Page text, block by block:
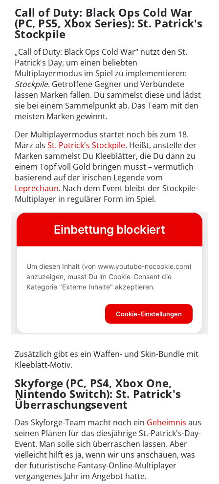
Call of Duty: Black Ops Cold War
(PC, PS5, Xbox Series): St. Patrick's
Stockpile
„Call of Duty: Black Ops Cold War“ nutzt den St.
Patrick's Day, um einen beliebten
Multiplayermodus im Spiel zu implementieren:
Stockpile. Getroffene Gegner und Verbündete
lassen Marken fallen. Du sammelst diese und lädst
sie bei einem Sammelpunkt ab. Das Team mit den
meisten Marken gewinnt.
Der Multiplayermodus startet noch bis zum 18.
März als St. Patrick's Stockpile. Heißt, anstelle der
Marken sammelst Du Kleeblätter, die Du dann zu
einem Topf voll Gold bringen musst – vermutlich
basierend auf der irischen Legende vom
Leprechaun. Nach dem Event bleibt der Stockpile-
Multiplayer in regulärer Form im Spiel.
Zusätzlich gibt es ein Waffen- und Skin-Bundle mit
Kleeblatt-Motiv.
Skyforge (PC, PS4, Xbox One,
Nintendo Switch): St. Patrick's
Überraschungsevent
Das Skyforge-Team macht noch ein Geheimnis aus
seinen Plänen für das diesjährige St.-Patrick's-Day-
Event. Man solle sich überraschen lassen. Aber
vielleicht hilft es ja, wenn wir uns anschauen, was
der futuristische Fantasy-Online-Multiplayer
vergangenes Jahr im Angebot hatte.